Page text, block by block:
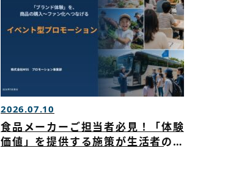
2026.07.10
食品メーカーご担当者必見！「体験
価値」を提供する施策が生活者の心